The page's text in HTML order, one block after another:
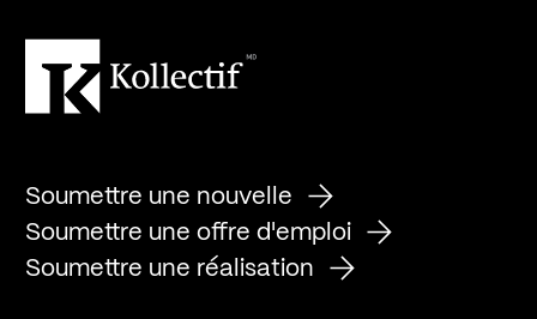
Soumettre une nouvelle
Soumettre une offre d'emploi
Soumettre une réalisation